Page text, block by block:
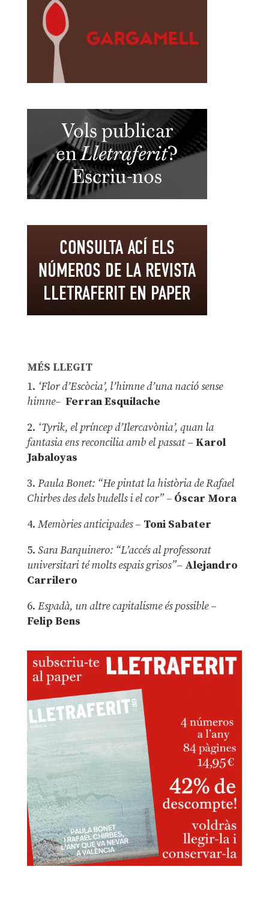
MÉS LLEGIT
1. ‘Flor d’Escòcia’, l’himne d’una nació sense
himne– Ferran Esquilache
2. ‘Tyrik, el príncep d’Ilercavònia’, quan la
fantasia ens reconcilia amb el passat– Karol
Jabaloyas
3. Paula Bonet: “He pintat la història de Rafael
Chirbes des dels budells i el cor” –Óscar Mora
4. Memòries anticipades– Toni Sabater
5. Sara Barquinero: “L’accés al professorat
universitari té molts espais grisos”– Alejandro
Carrilero
6. Espadà, un altre capitalisme és possible –
Felip Bens